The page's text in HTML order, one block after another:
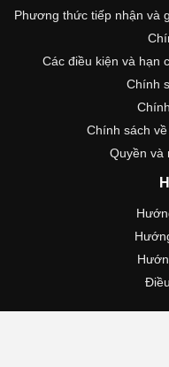
Phương thức tiếp nhận và
Các điều kiện và hạn
Chính
Chính sách
Quyền và